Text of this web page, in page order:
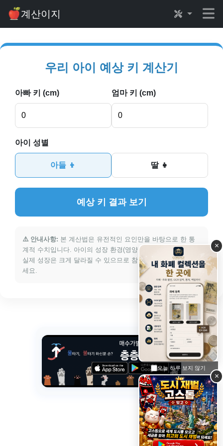
계산이지
우리 아이 예상 키 계산기
아빠 키 (cm) 엄마 키 (cm)
아이 성별
아들 👦 딸 👧
예상 키 결과 보기
⚠️ 안내사항: 본 계산법은 유전적인 요인만을 바탕으로 한 통
계적 수치입니다. 아이의 성장 환경(영양, 수면, 운동)에 따라
실제 성장은 크게 달라질 수 있으므로 참고용으로만 활용해 주
세요.
×
×
오늘 하루 보지 않기